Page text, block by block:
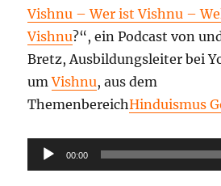
Vishnu – Wer ist Vishnu –
Vishnu?“, ein Podcast von
Bretz, Ausbildungsleiter bei
umVishnu, aus dem
ThemenbereichHinduismus
Audio-
Player
00:00